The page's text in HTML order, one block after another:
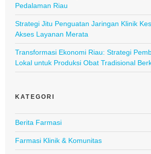
Pedalaman Riau
Strategi Jitu Penguatan Jaringan Klinik
Akses Layanan Merata
Transformasi Ekonomi Riau: Strategi
Lokal untuk Produksi Obat Tradisional
KATEGORI
Berita Farmasi
Farmasi Klinik & Komunitas